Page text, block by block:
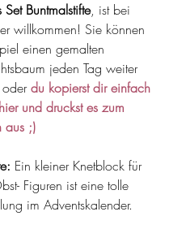
Set Buntmalstifte, ist bei
willkommen! Sie können
einen gemalten
jeden Tag weiter
oder du kopierst dir einfach
und druckst es zum
aus ;)
Ein kleiner Knetblock für
Figuren ist eine tolle
im Adventskalender.